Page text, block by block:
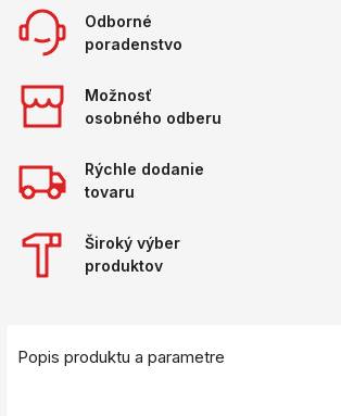
Odborné
poradenstvo
Možnosť
osobného odberu
Rýchle dodanie
tovaru
Široký výber
produktov
Popis produktu a parametre